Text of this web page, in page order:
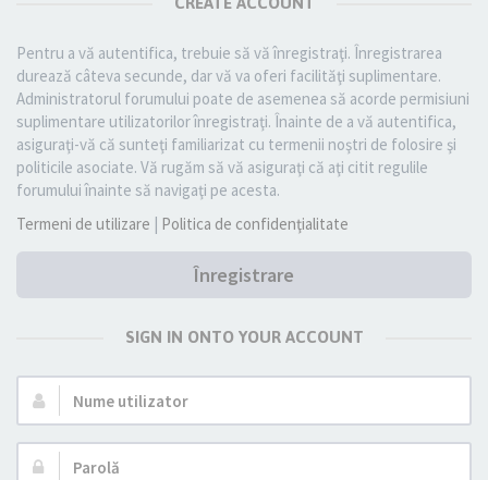
Pentru a vă autentifica, trebuie să vă înregistraţi. Înregistrarea
durează câteva secunde, dar vă va oferi facilităţi suplimentare.
Administratorul forumului poate de asemenea să acorde permisiuni
suplimentare utilizatorilor înregistraţi. Înainte de a vă autentifica,
asiguraţi-vă că sunteţi familiarizat cu termenii noştri de folosire şi
politicile asociate. Vă rugăm să vă asiguraţi că aţi citit regulile
forumului înainte să navigaţi pe acesta.
Termeni de utilizare | Politica de confidenţialitate
Înregistrare
SIGN IN ONTO YOUR ACCOUNT
Nume
utilizator:
Parolă: